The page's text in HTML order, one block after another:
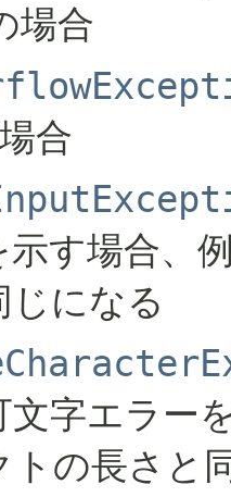
場合
合
示す場合、
じになる
文字エラー
トの長さと